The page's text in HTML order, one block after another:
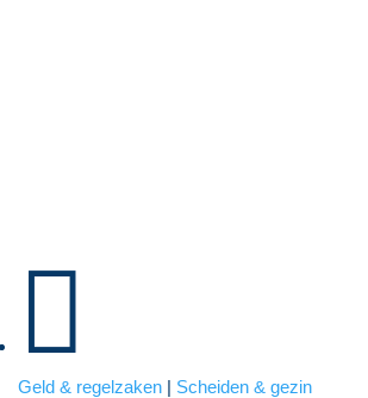

Geld & regelzaken | Scheiden & gezin